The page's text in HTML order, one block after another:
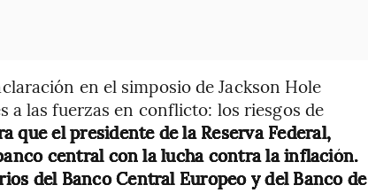
en el simposio de Jackson Hole
a las fuerzas en conflicto: los riesgos de
que el presidente de la Reserva Federal,
central con la lucha contra la inflación.
del Banco Central Europeo y del Banco de